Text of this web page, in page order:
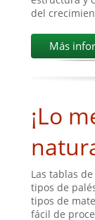
del
Más
¡Lo
Las tablas
tipos de
tipos de
fácil de